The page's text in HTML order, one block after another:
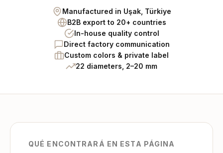
Manufactured in Uşak, Türkiye
B2B export to 20+ countries
In-house quality control
Direct factory communication
Custom colors & private label
22 diameters, 2–20 mm
QUÉ ENCONTRARÁ EN ESTA PÁGINA